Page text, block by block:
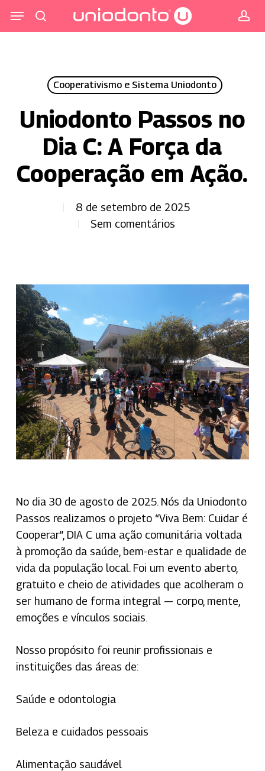
para
Menu
Cooperativismo e Sistema Uniodonto
Uniodonto Passos no
Dia C: A Força da
Cooperação em Ação.
8 de setembro de 2025
Sem comentários
No dia 30 de agosto de 2025. Nós da Uniodonto
Passos realizamos o projeto “Viva Bem: Cuidar é
Cooperar”, DIA C uma ação comunitária voltada
à promoção da saúde, bem-estar e qualidade de
vida da população local. Foi um evento aberto,
gratuito e cheio de atividades que acolheram o
ser humano de forma integral — corpo, mente,
emoções e vínculos sociais.
Nosso propósito foi reunir profissionais e
instituições das áreas de:
Saúde e odontologia
Beleza e cuidados pessoais
Alimentação saudável